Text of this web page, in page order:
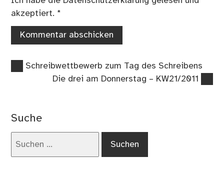
akzeptiert. *
Beitragsnavigation
Vorheriger
Schreibwettbewerb zum Tag des Schreibens
Nächster
Die drei am Donnerstag – KW21/2011
Suche